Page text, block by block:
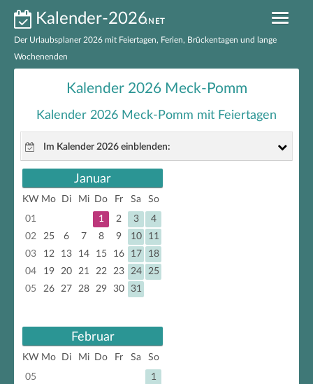
Kalender-2026.NET
Der Urlaubsplaner 2026 mit Feiertagen, Ferien, Brückentagen und lange
Wochenenden
Ferien 2026 nach Bundesländern
Feiertage 2026 Deutschland
Brückentage 2026
Kalender 2026 zum Ausdrucken
EXCEL-Kalender 2026
Kalender 2026 Meck-Pomm
Kalender 2026 Meck-Pomm mit Feiertagen
Im Kalender 2026 einblenden:
gesetzliche Feiertage
nicht gesetzliche Feiertage
Brückentage
lange Wochenenden
Januar
KW Mo Di Mi Do Fr Sa
So
01
1 2 3
4
02
25 6 7 8 9 10
11
03
12 13 14 15 16 17
18
04
19 20 21 22 23 24
25
05
26 27 28 29 30 31
Februar
KW Mo Di Mi Do Fr Sa
So
05
1